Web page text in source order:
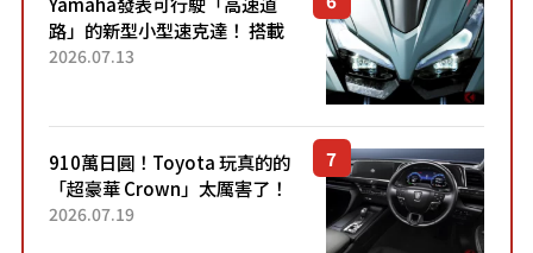
路」的新型小型速克達！ 搭載
能享受超強勁「渦輪感」的動
2026.07.13
910萬日圓！Toyota 玩真的的
「超豪華 Crown」太厲害了！
採用由「匠人技藝」打造的
2026.07.19